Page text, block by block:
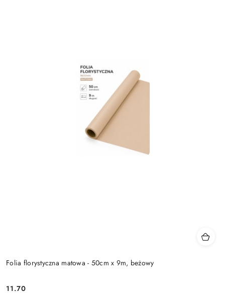
Folia florystyczna matowa - 50cm x 9m, beżowy
11.70